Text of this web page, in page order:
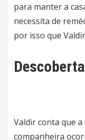
para manter a
necessita de
por isso que
Valdir conta que
companheira